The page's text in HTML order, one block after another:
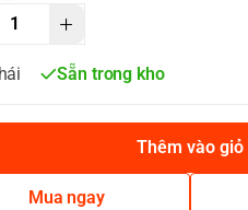
Sẵn trong kho
Thêm vào giỏ
Mua ngay